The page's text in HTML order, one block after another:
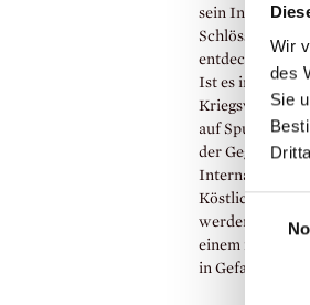
Wir
des
Sie
sein Interesse
Schlösschen
entdeckt,
Ist es im
auf
der Gegenwart
Internationale
Köstlichkeiten
werden, und
einem
in Gefahr bringt.